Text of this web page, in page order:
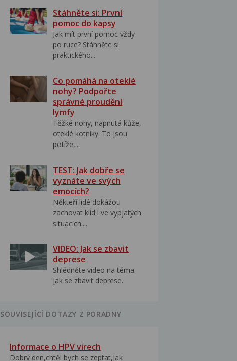
Stáhněte si: První
pomoc do kapsy
Jak mít první pomoc vždy
po ruce? Stáhněte si
praktického...
Co pomáhá na oteklé
nohy? Podpořte
správné proudění
lymfy
Těžké nohy, napnutá kůže,
oteklé kotníky. To jsou
potíže,...
TEST: Jak dobře se
vyznáte ve svých
emocích?
Někteří lidé dokážou
zachovat klid i ve vypjatých
situacích....
VIDEO: Jak se zbavit
deprese
Shlédněte video na téma
jak se zbavit deprese..
SOUVISEJÍCÍ DOTAZY Z PORADNY
Informace o HPV virech
Dobrý den,chtěl bych se zeptat,jak